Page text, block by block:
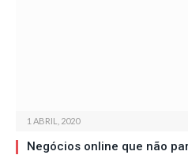
1 ABRIL, 2020
Negócios online que não